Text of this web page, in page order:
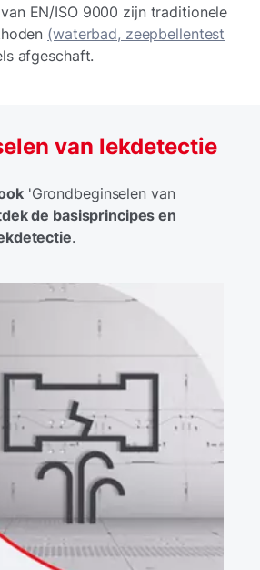
EN/ISO 9000 zijn traditionele
(waterbad, zeepbellentest
afgeschaft.
van lekdetectie
'Grondbeginselen van
de basisprincipes en
.